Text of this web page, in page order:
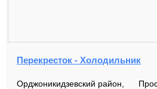
Перекресток - Холодильник
Орджоникидзевский район,